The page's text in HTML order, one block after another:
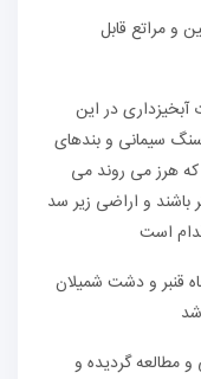
مراتع قابل
در این
سیمانی و بندهای
هرز می روند می
و اراضی زیر سد
است
قنبر و دشت شمیلان
گردیده و